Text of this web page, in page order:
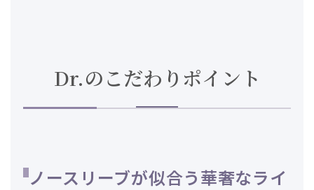
Dr.のこだわりポイント
ノースリーブが似合う華奢なライ